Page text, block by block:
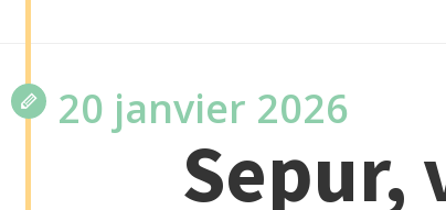
20 janvier 2026
Sepur,